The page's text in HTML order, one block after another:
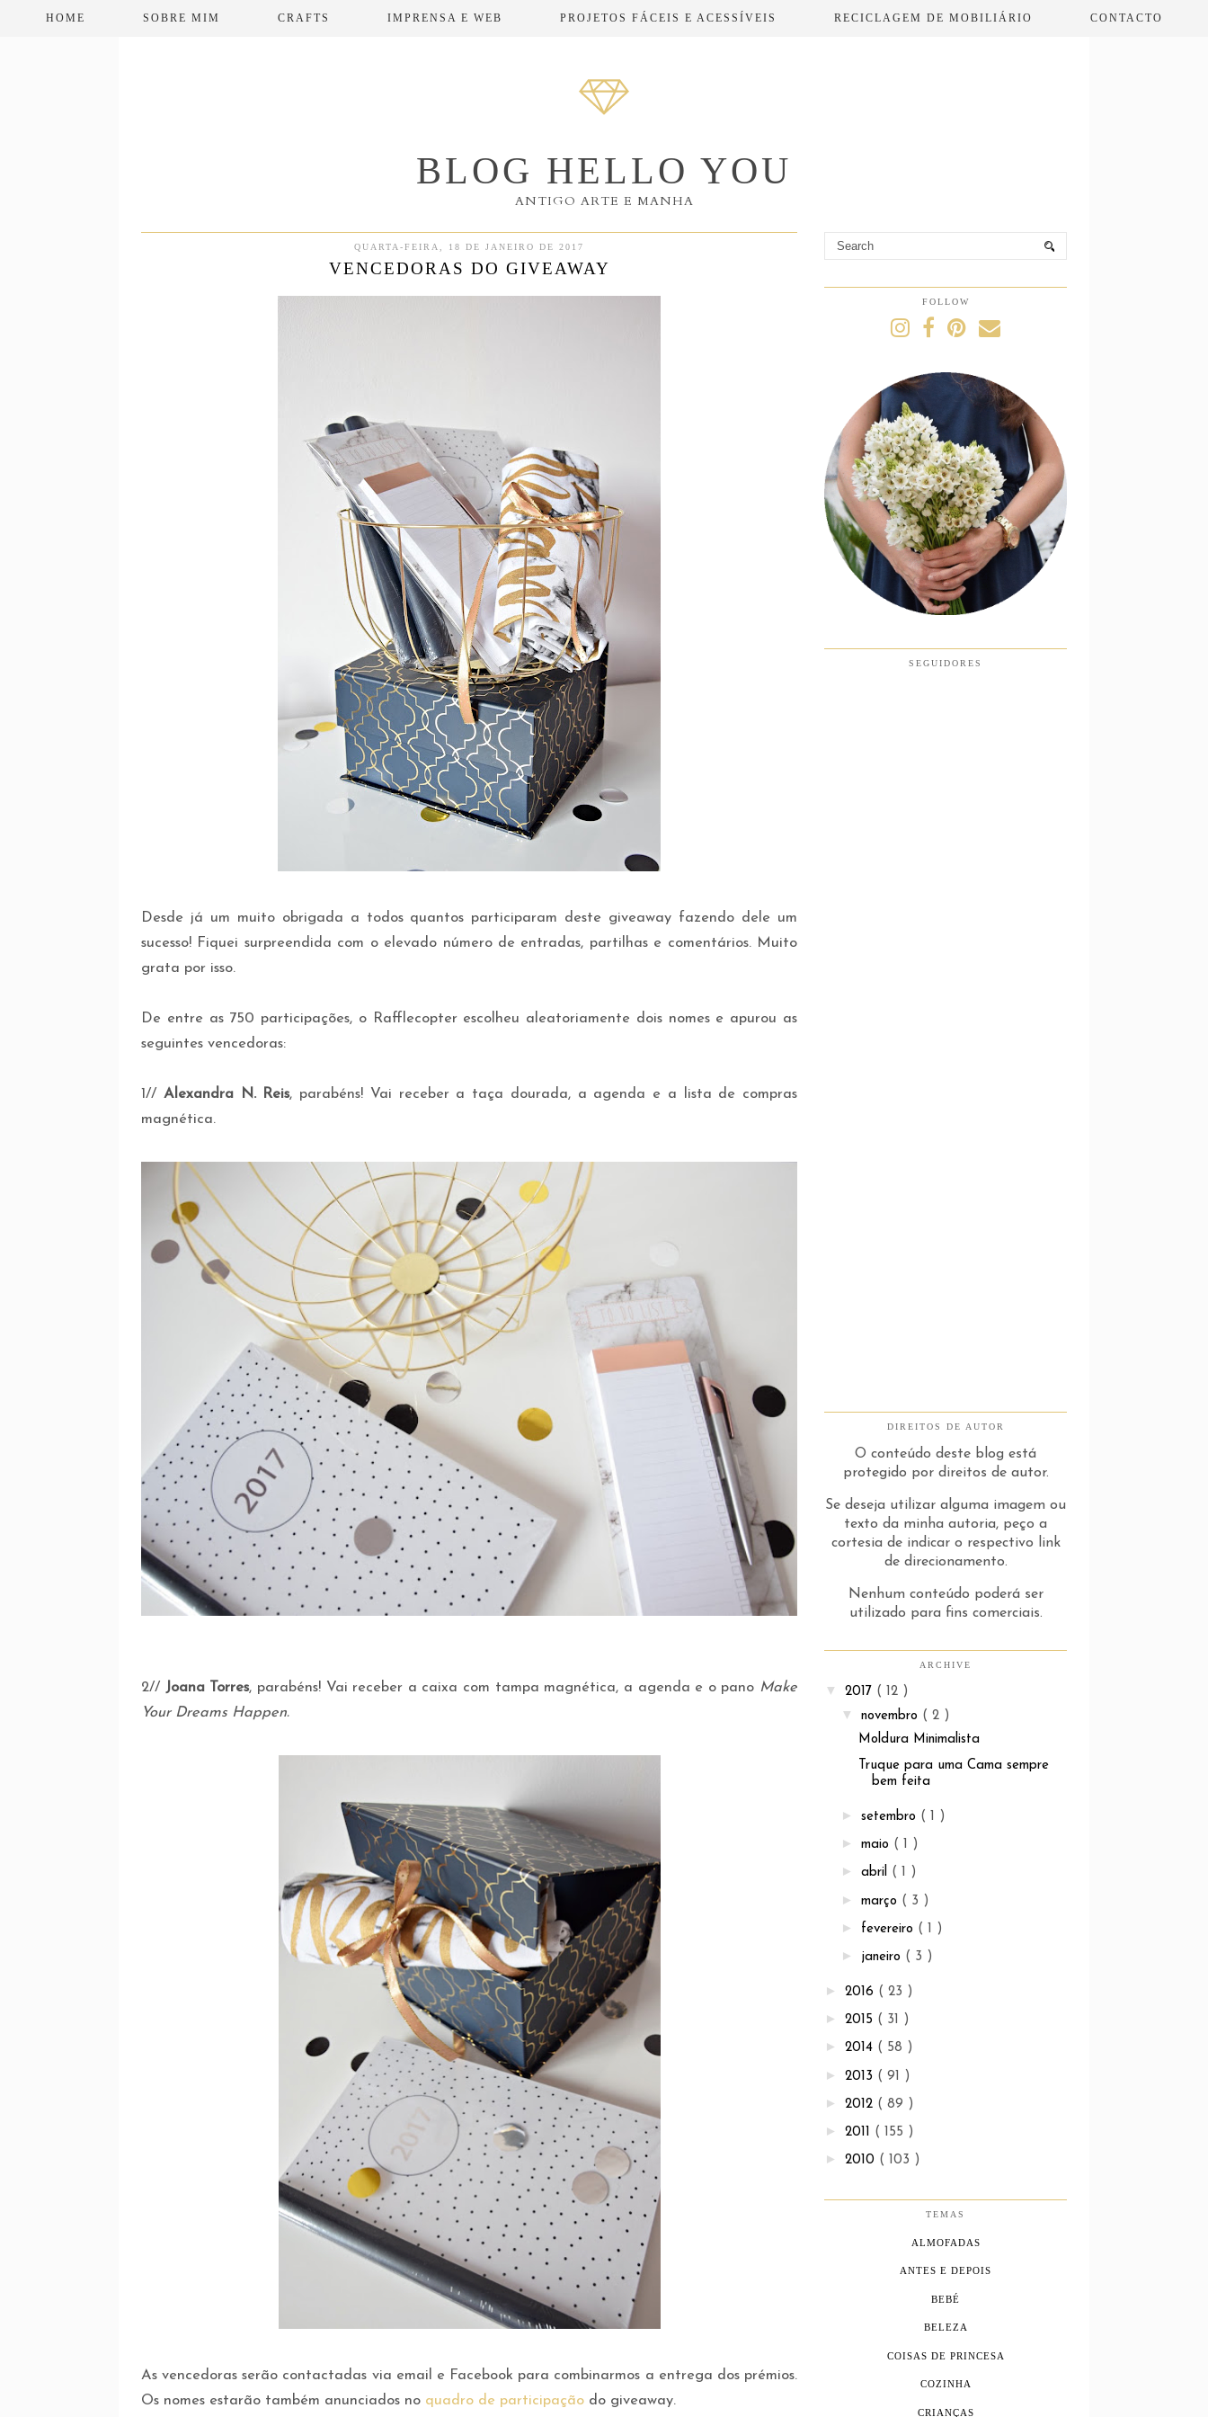
HOME SOBRE MIM CRAFTS IMPRENSA E WEB PROJETOS FÁCEIS E ACESSÍVEIS RECICLAGEM DE MOBILIÁRIO CONTACTO
BLOG HELLO YOU
ANTIGO ARTE E MANHA
QUARTA-FEIRA, 18 DE JANEIRO DE 2017
VENCEDORAS DO GIVEAWAY
Desde já um muito obrigada a todos quantos participaram deste giveaway fazendo dele um
sucesso! Fiquei surpreendida com o elevado número de entradas, partilhas e comentários. Muito
grata por isso.
De entre as 750 participações, o Rafflecopter escolheu aleatoriamente dois nomes e apurou as
seguintes vencedoras:
1// Alexandra N. Reis, parabéns! Vai receber a taça dourada, a agenda e a lista de compras
magnética.
2// Joana Torres, parabéns! Vai receber a caixa com tampa magnética, a agenda e o pano Make
Your Dreams Happen.
As vencedoras serão contactadas via email e Facebook para combinarmos a entrega dos prémios.
Os nomes estarão também anunciados no quadro de participação do giveaway.
FOLLOW
SEGUIDORES
DIREITOS DE AUTOR
O conteúdo deste blog está
protegido por direitos de autor.
Se deseja utilizar alguma imagem ou
texto da minha autoria, peço a
cortesia de indicar o respectivo link
de direcionamento.
Nenhum conteúdo poderá ser
utilizado para fins comerciais.
ARCHIVE
▼ 2017 ( 12 )
▼ novembro ( 2 )
Moldura Minimalista
Truque para uma Cama sempre
bem feita
► setembro ( 1 )
► maio ( 1 )
► abril ( 1 )
► março ( 3 )
► fevereiro ( 1 )
► janeiro ( 3 )
► 2016 ( 23 )
► 2015 ( 31 )
► 2014 ( 58 )
► 2013 ( 91 )
► 2012 ( 89 )
► 2011 ( 155 )
► 2010 ( 103 )
TEMAS
ALMOFADAS
ANTES E DEPOIS
BEBÉ
BELEZA
COISAS DE PRINCESA
COZINHA
CRIANÇAS